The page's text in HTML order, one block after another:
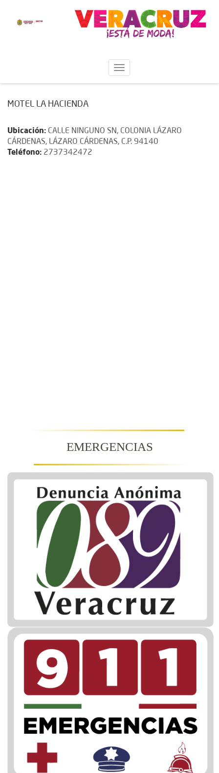
MOTEL LA HACIENDA
Ubicación: CALLE NINGUNO SN, COLONIA LÁZARO
CÁRDENAS, LÁZARO CÁRDENAS, C.P. 94140
Teléfono: 2737342472
EMERGENCIAS